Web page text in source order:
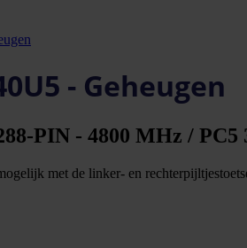
- Geheugen
PIN - 4800 MHz /
met de linker- en